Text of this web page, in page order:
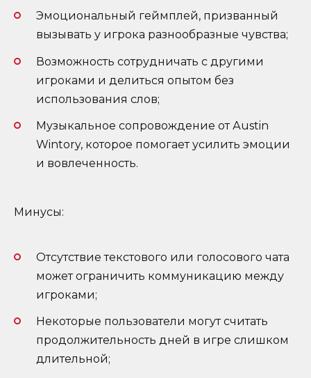
Эмоциональный геймплей, призванный
вызывать у игрока разнообразные чувства;
Возможность сотрудничать с другими
игроками и делиться опытом без
использования слов;
Музыкальное сопровождение от Аustin
Wintory, которое помогает усилить эмоции
и вовлеченность.
Минусы:
Отсутствие текстового или голосового чата
может ограничить коммуникацию между
игроками;
Некоторые пользователи могут считать
продолжительность дней в игре слишком
длительной;